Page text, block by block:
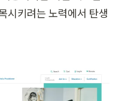
시키려는 노력에서 탄생